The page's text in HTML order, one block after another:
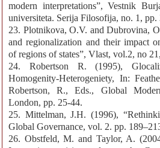
modern interpretations”, Vestnik
universiteta. Serija Filosofija, no. 1, pp.
23. Plotnikova, O.V. and Dubrovina,
and regionalization and their impact
of regions of states”, Vlast, vol.2, no
24. Robertson R. (1995),
Homogenity-Heterogeniety, In:
Robertson, R., Eds., Global
London, pp. 25-44.
25. Mittelman, J.H. (1996),
Global Governance, vol. 2. pp.
26. Obstfeld, M. and Taylor, A.